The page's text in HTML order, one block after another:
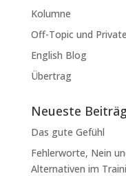
Kolumne
Off-Topic und
English Blog
Übertrag
Neueste
Das gute Gefühl
Fehlerworte, Nein
Alternativen im